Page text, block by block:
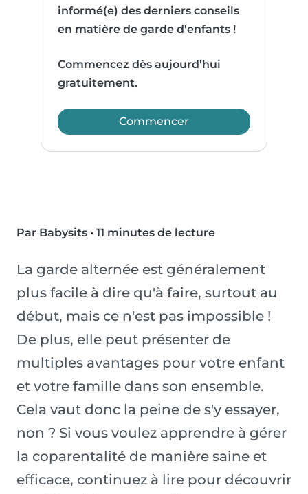
informé(e) des derniers conseils
en matière de garde d'enfants !
Commencez dès aujourd’hui
gratuitement.
Commencer
Par Babysits • 11 minutes de lecture
La garde alternée est généralement
plus facile à dire qu'à faire, surtout au
début, mais ce n'est pas impossible !
De plus, elle peut présenter de
multiples avantages pour votre enfant
et votre famille dans son ensemble.
Cela vaut donc la peine de s'y essayer,
non ? Si vous voulez apprendre à gérer
la coparentalité de manière saine et
efficace, continuez à lire pour découvrir